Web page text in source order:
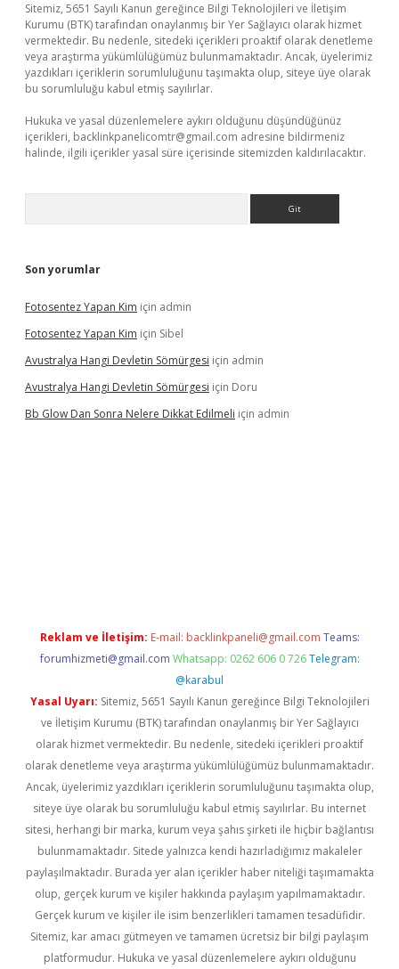
Sitemiz, 5651 Sayılı Kanun gereğince Bilgi Teknolojileri ve İletişim
Kurumu (BTK) tarafından onaylanmış bir Yer Sağlayıcı olarak hizmet
vermektedir. Bu nedenle, sitedeki içerikleri proaktif olarak denetleme
veya araştırma yükümlülüğümüz bulunmamaktadır. Ancak, üyelerimiz
yazdıkları içeriklerin sorumluluğunu taşımakta olup, siteye üye olarak
bu sorumluluğu kabul etmiş sayılırlar.
Hukuka ve yasal düzenlemelere aykırı olduğunu düşündüğünüz
içerikleri, backlinkpanelicomtr@gmail.com adresine bildirmeniz
halinde, ilgili içerikler yasal süre içerisinde sitemizden kaldırılacaktır.
Son yorumlar
Fotosentez Yapan Kim için admin
Fotosentez Yapan Kim için Sibel
Avustralya Hangi Devletin Sömürgesi için admin
Avustralya Hangi Devletin Sömürgesi için Doru
Bb Glow Dan Sonra Nelere Dikkat Edilmeli için admin
Reklam ve İletişim: E-mail: backlinkpaneli@gmail.com Teams:
forumhizmeti@gmail.com Whatsapp: 0262 606 0 726 Telegram:
@karabul
Yasal Uyarı: Sitemiz, 5651 Sayılı Kanun gereğince Bilgi Teknolojileri
ve İletişim Kurumu (BTK) tarafından onaylanmış bir Yer Sağlayıcı
olarak hizmet vermektedir. Bu nedenle, sitedeki içerikleri proaktif
olarak denetleme veya araştırma yükümlülüğümüz bulunmamaktadır.
Ancak, üyelerimiz yazdıkları içeriklerin sorumluluğunu taşımakta olup,
siteye üye olarak bu sorumluluğu kabul etmiş sayılırlar. Bu internet
sitesi, herhangi bir marka, kurum veya şahıs şirketi ile hiçbir bağlantısı
bulunmamaktadır. Sitede yalnızca kendi hazırladığımız makaleler
paylaşılmaktadır. Burada yer alan içerikler haber niteliği taşımamakta
olup, gerçek kurum ve kişiler hakkında paylaşım yapılmamaktadır.
Gerçek kurum ve kişiler ile isim benzerlikleri tamamen tesadüfidir.
Sitemiz, kar amacı gütmeyen ve tamamen ücretsiz bir bilgi paylaşım
platformudur. Hukuka ve yasal düzenlemelere aykırı olduğunu